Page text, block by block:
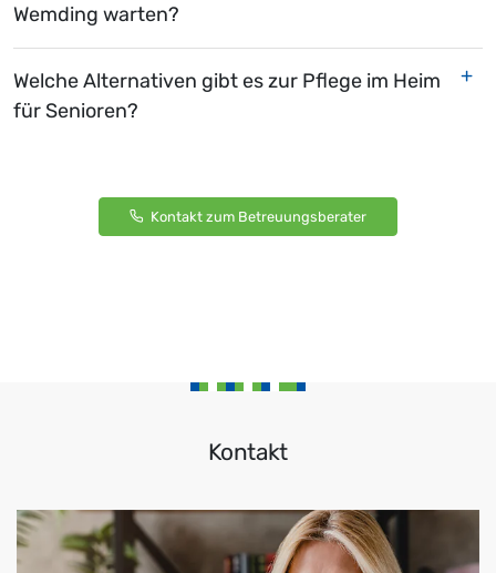
Wemding warten?
Welche Alternativen gibt es zur Pflege im Heim
für Senioren?
Kontakt zum Betreuungsberater
Kontakt